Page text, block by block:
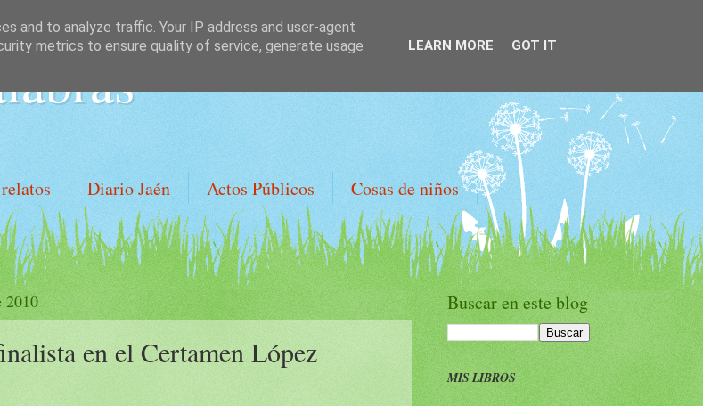
Diario Jaén Actos Públicos Cosas de niños
2010
en el Certamen López
Buscar en este blog
MIS LIBROS
and to analyze traffic. Your IP address and user-agent
metrics to ensure quality of service, generate usage
LEARN MORE GOT IT